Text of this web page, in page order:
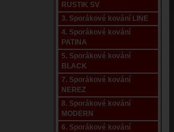
RUSTIK SV
3. Sporákové kování LINE
4. Sporákové kování
PATINA
5. Sporákové kování
BLACK
7. Sporákové kování
NEREZ
8. Sporákové kování
MODERN
6. Sporákové kování